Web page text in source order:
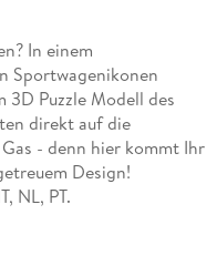
In einem
Sportwagenikonen
3D Puzzle Modell des
direkt auf die
- denn hier kommt Ihr
Design!
NL, PT.